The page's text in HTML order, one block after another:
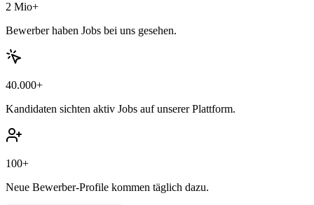
2 Mio+
Bewerber haben Jobs bei uns gesehen.
40.000+
Kandidaten sichten aktiv Jobs auf unserer Plattform.
100+
Neue Bewerber-Profile kommen täglich dazu.